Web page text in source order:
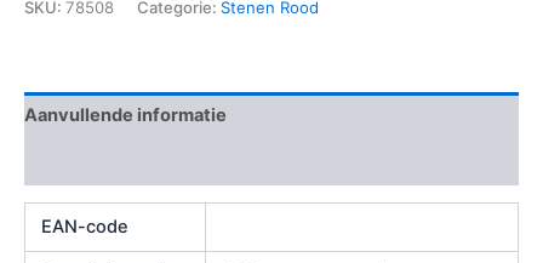
SKU: 78508 Categorie: Stenen Rood
Aanvullende informatie
EAN-code